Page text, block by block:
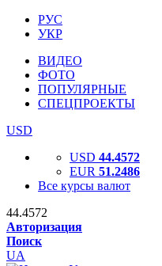
РУС
УКР
ВИДЕО
ФОТО
ПОПУЛЯРНЫЕ
СПЕЦПРОЕКТЫ
USD
USD 44.4572
EUR 51.2486
Все курсы валют
44.4572
Авторизация
Поиск
UA